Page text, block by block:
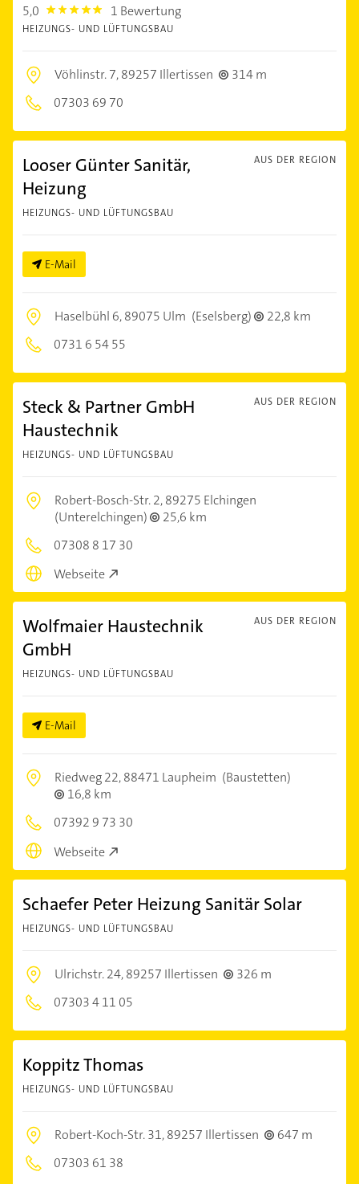
5,0 5.0 1 Bewertung
HEIZUNGS- UND LÜFTUNGSBAU
Vöhlinstr. 7,89257 Illertissen
314 m
07303 69 70
AUS DER REGION
Looser Günter Sanitär,
Heizung
HEIZUNGS- UND LÜFTUNGSBAU
E-Mail
Haselbühl 6,89075 Ulm (Eselsberg)
22,8 km
0731 6 54 55
AUS DER REGION
Steck & Partner GmbH
Haustechnik
HEIZUNGS- UND LÜFTUNGSBAU
Robert-Bosch-Str. 2,89275 Elchingen
(Unterelchingen)
25,6 km
07308 8 17 30
Webseite
AUS DER REGION
Wolfmaier Haustechnik
GmbH
HEIZUNGS- UND LÜFTUNGSBAU
E-Mail
Riedweg 22,88471 Laupheim (Baustetten)
16,8 km
07392 9 73 30
Webseite
Schaefer Peter Heizung Sanitär Solar
HEIZUNGS- UND LÜFTUNGSBAU
Ulrichstr. 24,89257 Illertissen
326 m
07303 4 11 05
Koppitz Thomas
HEIZUNGS- UND LÜFTUNGSBAU
Robert-Koch-Str. 31,89257 Illertissen
647 m
07303 61 38